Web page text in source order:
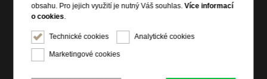
dvě vnitřní zipové kapsy
integrovaná jmenovka
voděodolný povrch
obsahu. Pro jejich využití je nutný Váš souhlas.Více informací
o cookies.
Technické cookies Analytické cookies
Marketingové cookies